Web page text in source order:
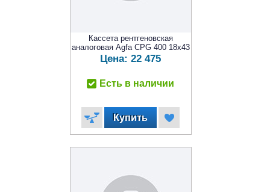
Кассета рентгеновская
аналоговая Agfa CPG 400 18x43
Цена: 22 475
Есть в наличии